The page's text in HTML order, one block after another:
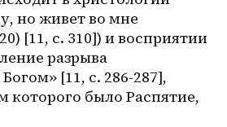
но живет во мне
[11, c. 310]) и восприятии
разрыва
[11, с. 286-287],
которого было Распятие,